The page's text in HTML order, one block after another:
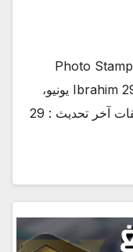
برنامج إزالة العلامة المائية من الصور Photo Stamp
Remover 14.5 Crack 2024 كامل Ibrahim 29 يونيو،
تصميمات, تعديل وتحرير الصور 4 تعليقات آخر تحديث : 29